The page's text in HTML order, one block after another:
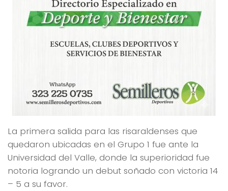
La primera salida para las risaraldenses que
quedaron ubicadas en el Grupo 1 fue ante la
Universidad del Valle, donde la superioridad fue
notoria logrando un debut soñado con victoria 14
– 5 a su favor.